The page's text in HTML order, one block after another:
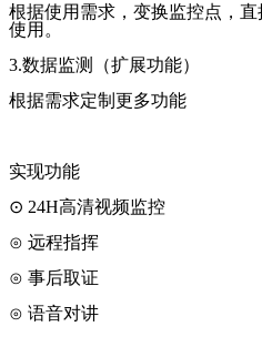
根据使用需求，变换监控点，
使用。
3.数据监测（扩展功能）
根据需求定制更多功能
实现功能
⊙ 24H高清视频监控
⊙ 远程指挥
⊙ 事后取证
⊙ 语音对讲